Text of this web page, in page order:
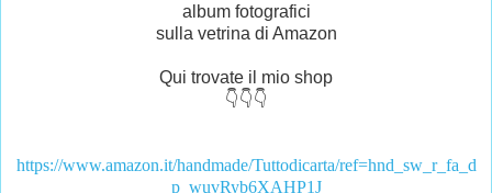
album fotografici
sulla vetrina di Amazon
Qui trovate il mio shop
👇👇👇
https://www.amazon.it/handmade/Tuttodicarta/ref=hnd_sw_r_fa_d
p_wuvRyb6XAHP1J